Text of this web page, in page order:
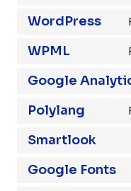
WordPress
WPML
Google
Polylang
Smartlook
Google Fonts